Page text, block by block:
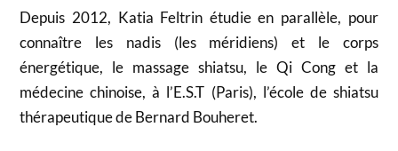
Depuis 2012, Katia Feltrin étudie en parallèle, pour
connaître les nadis (les méridiens) et le corps
énergétique, le massage shiatsu, le Qi Cong et la
médecine chinoise, à l’E.S.T (Paris), l’école de shiatsu
thérapeutique de Bernard Bouheret.